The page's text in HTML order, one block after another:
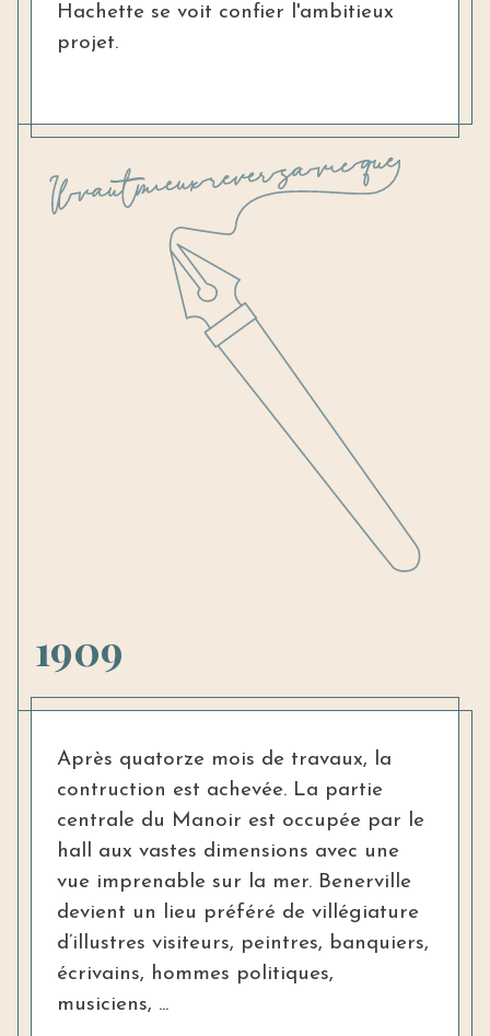
Hachette se voit confier l'ambitieux
projet.
1909
Après quatorze mois de travaux, la
contruction est achevée. La partie
centrale du Manoir est occupée par le
hall aux vastes dimensions avec une
vue imprenable sur la mer. Benerville
devient un lieu préféré de villégiature
d’illustres visiteurs, peintres, banquiers,
écrivains, hommes politiques,
musiciens, ...